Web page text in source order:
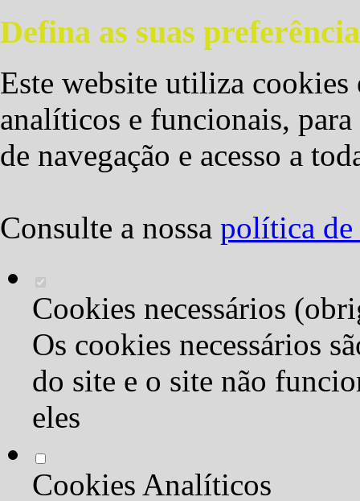
Defina as suas
Este website utiliza cookies
analíticos e funcionais,
de navegação e acesso a
Consulte a nossa política de
Cookies necessários
Os cookies necessários
do site e o site não
eles
Cookies Analíticos